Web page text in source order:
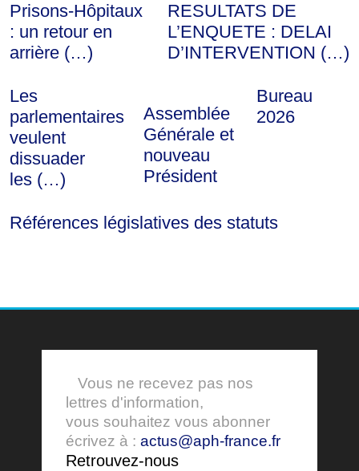
Prisons-Hôpitaux
: un retour en
arrière (…)
RESULTATS DE
L’ENQUETE : DELAI
D’INTERVENTION (…)
Les
parlementaires
veulent
dissuader
les (…)
Assemblée
Générale et
nouveau
Président
Bureau
2026
Références législatives des statuts
Vous ne recevez pas nos
lettres d'information,
vous souhaitez vous abonner
écrivez à : actus@aph-france.fr
Retrouvez-nous